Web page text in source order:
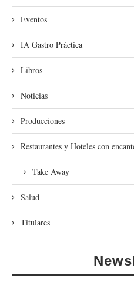
Eventos
IA Gastro Práctica
Libros
Noticias
Producciones
Restaurantes y Hoteles con
Take Away
Salud
Titulares